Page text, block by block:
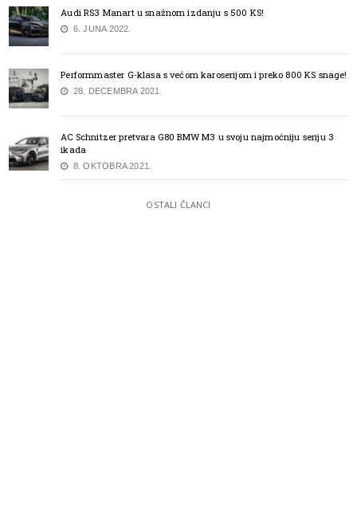
Audi RS3 Manart u snažnom izdanju s 500 KS!
6. JUNA 2022.
Performmaster G-klasa s većom karoserijom i preko 800 KS snage!
28. DECEMBRA 2021.
AC Schnitzer pretvara G80 BMW M3 u svoju najmoćniju seriju 3
ikada
8. OKTOBRA 2021.
OSTALI ČLANCI